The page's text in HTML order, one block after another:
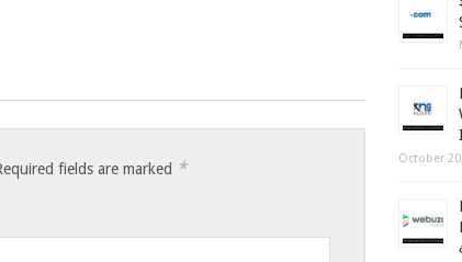
fields are marked * October